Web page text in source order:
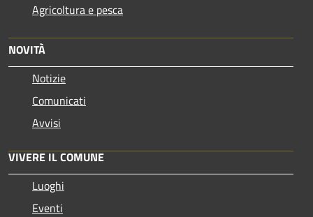
Agricoltura e pesca
NOVITÀ
Notizie
Comunicati
Avvisi
VIVERE IL COMUNE
Luoghi
Eventi